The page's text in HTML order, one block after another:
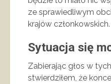
ze sprawiedliwym
krajów członkowskich.
Sytuacja się
Zabierając głos w
stwierdziłem, że